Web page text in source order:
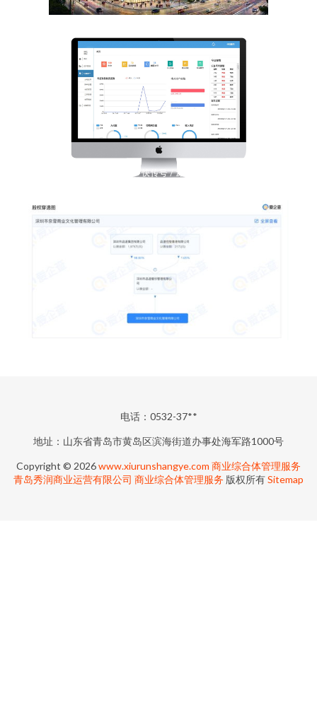
电话：0532-37**
地址：山东省青岛市黄岛区滨海街道办事处海军路1000号
Copyright © 2026www.xiurunshangye.com 商业综合体管理服务
青岛秀润商业运营有限公司 商业综合体管理服务 版权所有Sitemap